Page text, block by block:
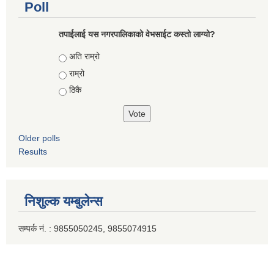
Poll
तपाईलाई यस नगरपालिकाको वेभसाईट कस्तो लाग्यो?
Choices
अति राम्रो
राम्रो
ठिकै
Older polls
Results
निशुल्क यम्बुलेन्स
सम्पर्क नं. : 9855050245, 9855074915